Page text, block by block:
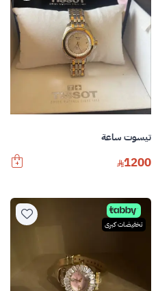
تيسوت ساعة
1200
تخفيضات كبرى